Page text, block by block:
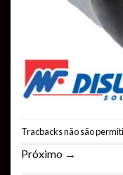
Tracbacks não são
Próximo →